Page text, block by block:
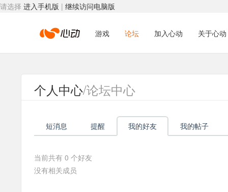
请选择 进入手机版 | 继续访问电脑版
心
动
络
游戏 论坛 加入心动 关于心动
个人中心/论坛中心
短消息 提醒 我的好友 我的帖子
当前共有 0 个好友
没有相关成员